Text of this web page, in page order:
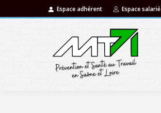
Espace adhérent Espace salarié